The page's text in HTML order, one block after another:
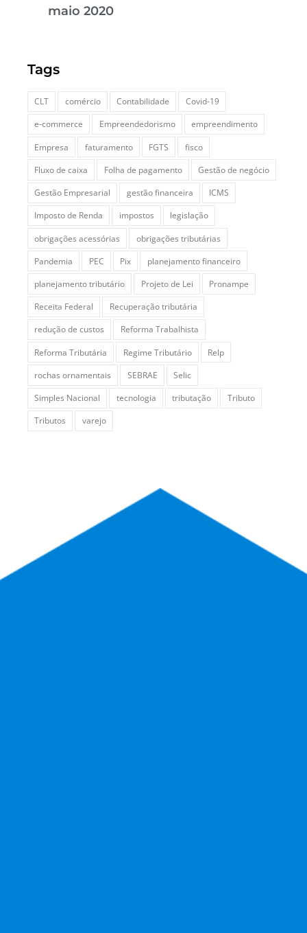
maio 2020
Tags
CLT comércio Contabilidade
Covid-19
e-commerce
Empreendedorismo
empreendimento
Empresa
faturamento FGTS
fisco
Fluxo de caixa
Folha de pagamento
Gestão de negócio
Gestão Empresarial
gestão financeira
ICMS
Imposto de Renda
impostos
legislação
obrigações acessórias
obrigações tributárias
Pandemia
PEC Pix
planejamento financeiro
planejamento tributário
Projeto de Lei
Pronampe
Receita Federal
Recuperação tributária
redução de custos
Reforma Trabalhista
Reforma Tributária
Regime Tributário
Relp
rochas ornamentais
SEBRAE
Selic
Simples Nacional
tecnologia tributação
Tributo
Tributos
varejo